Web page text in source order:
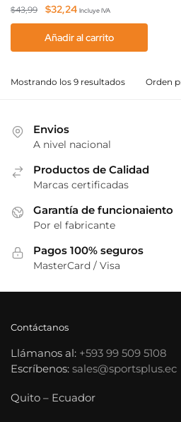
$43,99
El
precio
original
era:
$32,24El
precio
actual
es:
Incluye IVA
Añadir al carrito
Mostrando los 9 resultados
Envios
A nivel nacional
Productos de Calidad
Marcas certificadas
Garantía de funcionaiento
Por el fabricante
Pagos 100% seguros
MasterCard / Visa
Contáctanos
Llámanos al: +593 99 509 5108
Escríbenos: sales@sportsplus.ec
Quito – Ecuador